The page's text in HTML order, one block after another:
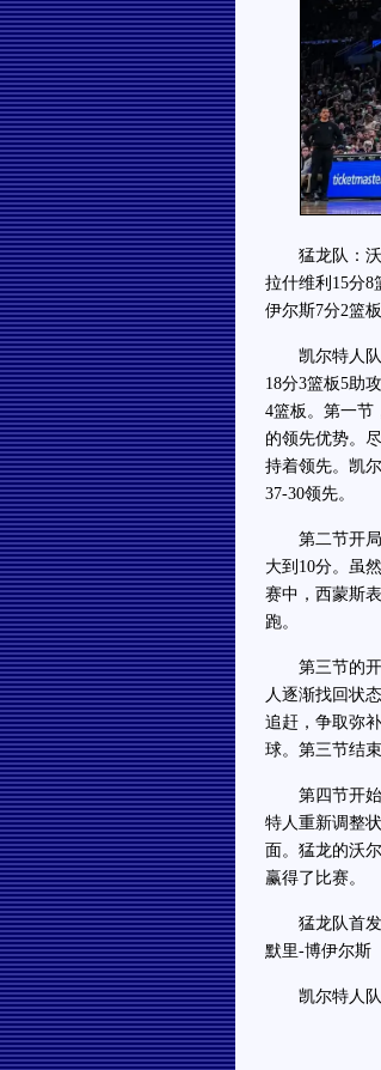
猛龙队：沃
拉什维利15分8
伊尔斯7分2篮
凯尔特人队
18分3篮板5助
4篮板。第一节
的领先优势。
持着领先。凯
37-30领先。
第二节开局
大到10分。虽
赛中，西蒙斯
跑。
第三节的开
人逐渐找回状
追赶，争取弥
球。第三节结
第四节开始
特人重新调整
面。猛龙的沃
赢得了比赛。
猛龙队首发
默里-博伊尔斯
凯尔特人队